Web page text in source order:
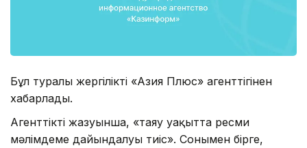
Бұл туралы жергілікті «Азия Плюс» агенттігінен
хабарлады.
Агенттіктің жазуынша, «таяу уақытта ресми
мәлімдеме дайындалуы тиіс». Сонымен бірге,